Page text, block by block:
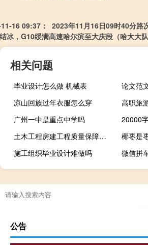
16 09:37： 2023年11月16日09时40分路
冰，G10绥满高速哈尔滨至大庆段（哈大大队
相关问题
毕业设计怎么做 机械表
凉山回族过年衣服怎么穿
广州一中是重点中学吗
土木工程房建工程质量保障措施探析,土木工程中建筑节能的措施是什么？
椰枣是
施工组织毕业设计难做吗
微信拼
公告